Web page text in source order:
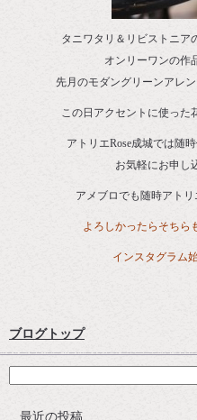
タニワタリ＆リビストニア
オンリーワンの作
先月のモダングリーンアレ
この日アクセントに使った
アトリエRose成城では随
お気軽にお申し
アメブロでも随時アトリ
よろしかったらそち
インスタグラム
ブログトップ
最近の投稿